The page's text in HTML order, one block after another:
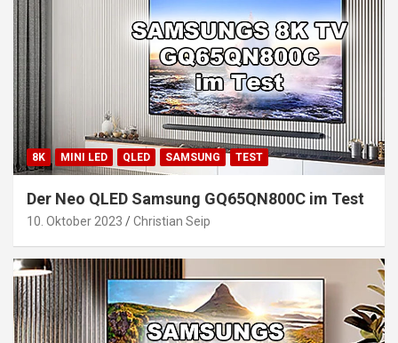
8K MINI LED QLED SAMSUNG TEST
Der Neo QLED Samsung GQ65QN800C im Test
10. Oktober 2023 Christian Seip